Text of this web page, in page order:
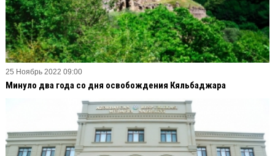
25 Ноябрь 2022 09:00
Минуло два года со дня освобождения Кяльбаджара